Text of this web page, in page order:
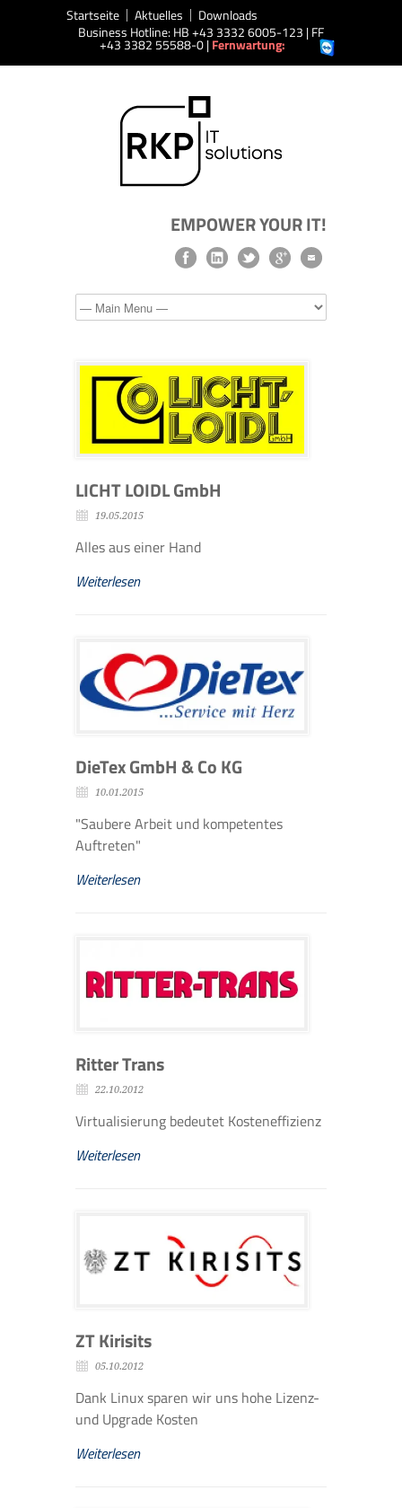
Startseite Aktuelles
Downloads
Business Hotline: HB +43 3332 6005-123 | FF
+43 3382 55588-0 |Fernwartung:
EMPOWER YOUR IT!
LICHT LOIDL GmbH
19.05.2015
Alles aus einer Hand
Weiterlesen
DieTex GmbH & Co KG
10.01.2015
"Saubere Arbeit und kompetentes
Auftreten"
Weiterlesen
Ritter Trans
22.10.2012
Virtualisierung bedeutet Kosteneffizienz
Weiterlesen
ZT Kirisits
05.10.2012
Dank Linux sparen wir uns hohe Lizenz-
und Upgrade Kosten
Weiterlesen